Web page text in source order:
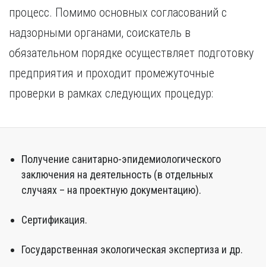
процесс. Помимо основных согласований с
надзорными органами, соискатель в
обязательном порядке осуществляет подготовку
предприятия и проходит промежуточные
проверки в рамках следующих процедур:
Получение санитарно-эпидемиологического
заключения на деятельность (в отдельных
случаях – на проектную документацию).
Сертификация.
Государственная экологическая экспертиза и др.